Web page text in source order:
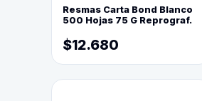
Resmas Carta Bond Blanco
500 Hojas 75 G Reprograf.
$12.680